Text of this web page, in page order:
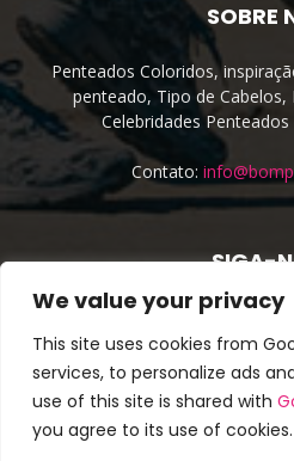
We value your privacy
This site uses cookies from
services, to personalize ads
use of this site is shared with
you agree to its use of cookies.
SOBRE
Penteados Coloridos,
penteado, Tipo de Cabelos,
Celebridades
Contato:
SIGA-
Cookie Policy
Terms & Conditions